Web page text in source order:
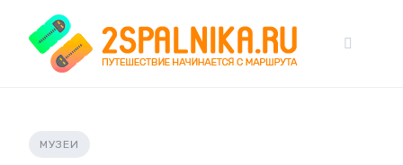
content
МУЗЕИ